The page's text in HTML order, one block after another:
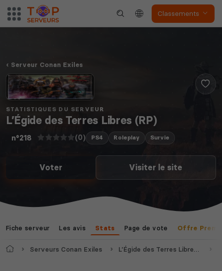
Classements
Serveur Conan Exiles
STATISTIQUES DU SERVEUR
L’Égide des Terres Libres (RP)
n°218 (0) PS4 Roleplay Survie
Voter Visiter le site
Fiche serveur Les avis Stats Page de vote Offre
AccueilServeurs Conan Exiles L’Égide des Terres Libres (RP)